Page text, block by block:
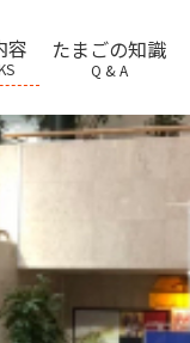
容 たまごの知識
Q & A